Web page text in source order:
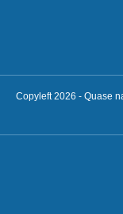
Copyleft 2026 - Quase